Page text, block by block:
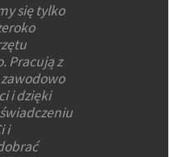
się tylko
Pracują z
i dzięki
i